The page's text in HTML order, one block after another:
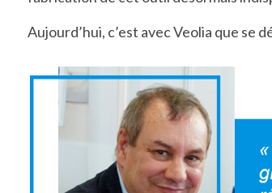
Aujourd’hui, c’est avec Veolia que se